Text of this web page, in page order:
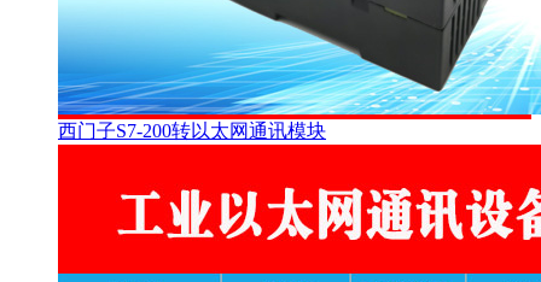
西门子S7-200转以太网通讯模块